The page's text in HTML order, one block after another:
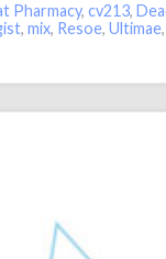
Pharmacy, cv213,
, mix, Resoe, Ultimae,